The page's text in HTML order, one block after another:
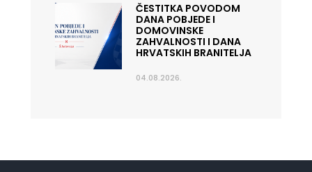
ČESTITKA POVODOM
DANA POBJEDE I
DOMOVINSKE
ZAHVALNOSTI I DANA
HRVATSKIH BRANITELJA
04.08.2026.